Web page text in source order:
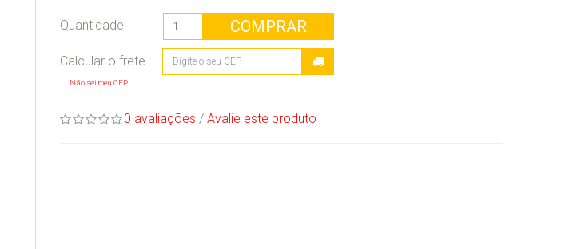
Quantidade COMPRAR
Não sei meu CEP
0 avaliações / Avalie este produto